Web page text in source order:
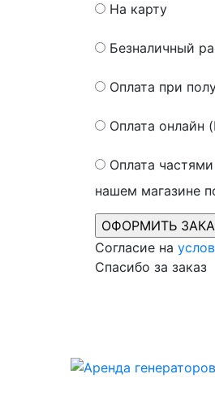
На карту
Безналичный
Оплата при
Оплата онлайн
Оплата
нашем магазине
Согласие на
Спасибо за заказ